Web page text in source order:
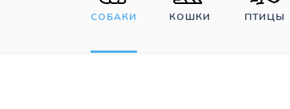
СОБАКИ КОШКИ ПТИЦЫ